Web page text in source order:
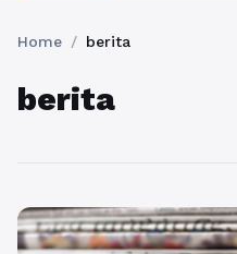
Home / berita
berita